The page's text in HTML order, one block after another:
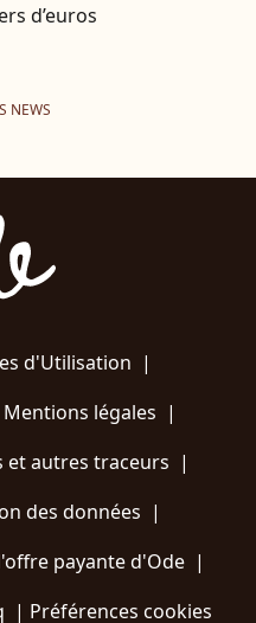
d’euros
NEWS
d'Utilisation |
Mentions légales |
et autres traceurs |
des données |
payante d'Ode |
| Préférences cookies